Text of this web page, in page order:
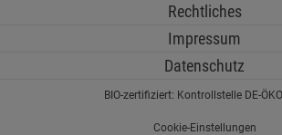
Rechtliches
Impressum
Datenschutz
BIO-zertifiziert: Kontrollstelle DE-
Cookie-Einstellungen